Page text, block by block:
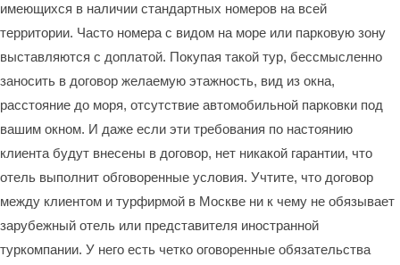
имеющихся в наличии стандартных номеров на всей
территории. Часто номера с видом на море или парковую зону
выставляются с доплатой. Покупая такой тур, бессмысленно
заносить в договор желаемую этажность, вид из окна,
расстояние до моря, отсутствие автомобильной парковки под
вашим окном. И даже если эти требования по настоянию
клиента будут внесены в договор, нет никакой гарантии, что
отель выполнит обговоренные условия. Учтите, что договор
между клиентом и турфирмой в Москве ни к чему не обязывает
зарубежный отель или представителя иностранной
туркомпании. У него есть четко оговоренные обязательства